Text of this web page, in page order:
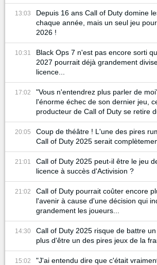
13:03
Depuis 16 ans Call of Duty domine
chaque année, mais un seul jeu
2026 !
10:31
Black Ops 7 n'est pas encore sorti
2027 pourrait déjà grandement
licence...
17:02
"Vous n'entendrez plus parler de
l'énorme échec de son dernier jeu,
producteur de Call of Duty se retire
gaming
20:05
Coup de théâtre ! L'une des pires
Call of Duty 2025 serait
21:01
Call of Duty 2025 peut-il être le jeu
licence à succès d'Activision ?
21:02
Call of Duty pourrait coûter encore
l'avenir à cause d'une décision qui
grandement les joueurs...
14:30
Call of Duty 2025 risque de battre
plus d'être un des pires jeux de la
15:02
"J'ai entendu dire que c'était